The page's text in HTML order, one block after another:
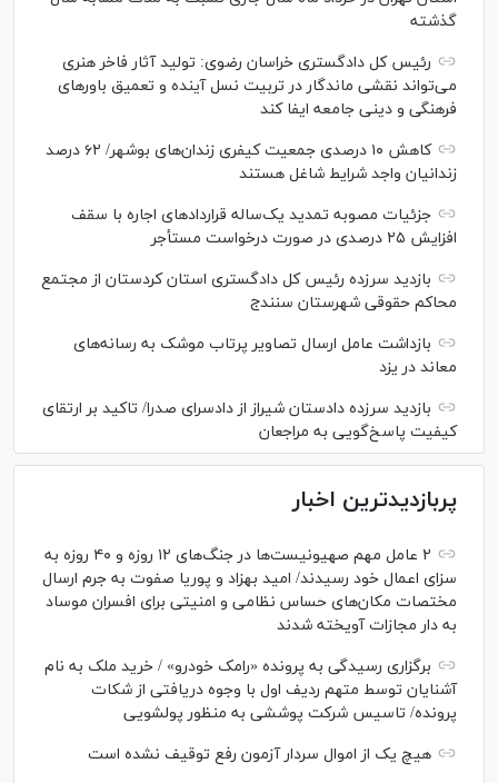
گذشته
رئیس کل دادگستری خراسان رضوی: تولید آثار فاخر هنری
می‌تواند نقشی ماندگار در تربیت نسل آینده و تعمیق باور‌های
فرهنگی و دینی جامعه ایفا کند
کاهش ۱۰ درصدی جمعیت کیفری زندان‌های بوشهر/ ۶۲ درصد
زندانیان واجد شرایط شاغل هستند
جزئیات مصوبه تمدید یک‌ساله قرارداد‌های اجاره با سقف
افزایش ۲۵ درصدی در صورت درخواست مستأجر
بازدید سرزده رئیس کل دادگستری استان کردستان از مجتمع
محاکم حقوقی شهرستان سنندج
بازداشت عامل ارسال تصاویر پرتاب موشک به رسانه‌های
معاند در یزد
بازدید سرزده دادستان شیراز از دادسرای صدرا/ تاکید بر ارتقای
کیفیت پاسخ‌گویی به مراجعان
پربازدیدترین اخبار
۲ عامل مهم صهیونیست‌ها در جنگ‌های ۱۲ روزه و ۴۰ روزه به
سزای اعمال خود رسیدند/ امید بهزاد و پوریا صفوت به جرم ارسال
مختصات مکان‌های حساس نظامی و امنیتی برای افسران موساد
به دار مجازات آویخته شدند
برگزاری رسیدگی به پرونده «رامک خودرو» / خرید ملک به نام
آشنایان توسط متهم ردیف اول با وجوه دریافتی از شکات
پرونده/ تاسیس شرکت پوششی به منظور پولشویی
هیچ یک از اموال سردار آزمون رفع توقیف نشده است